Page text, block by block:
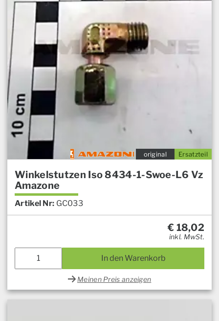
Ersatzteil
original
Winkelstutzen Iso 8434-1-Swoe-L6 Vz
Amazone
Artikel Nr: GC033
€ 18,02
inkl. MwSt.
In den Warenkorb
Meinen Preis anzeigen